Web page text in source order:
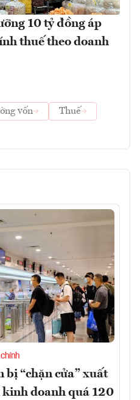
10 tỷ đồng áp
thuế theo doanh
vốn
Thuế
chính
bị “chặn cửa” xuất
kinh doanh quá 120